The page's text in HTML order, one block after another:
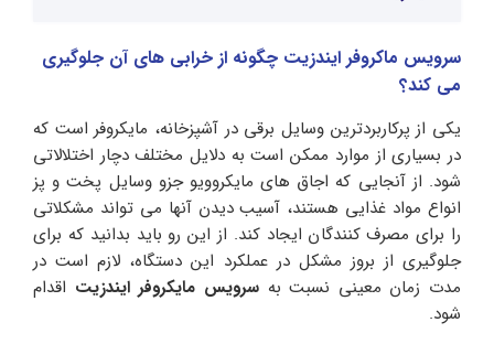
سرویس ماکروفر ایندزیت چگونه از خرابی های آن جلوگیری
می کند؟
یکی از پرکاربردترین وسایل برقی در آشپزخانه، مایکروفر است که
در بسیاری از موارد ممکن است به دلایل مختلف دچار اختلالاتی
شود. از آنجایی که اجاق های مایکروویو جزو وسایل پخت و پز
انواع مواد غذایی هستند، آسیب دیدن آنها می تواند مشکلاتی
را برای مصرف کنندگان ایجاد کند. از این رو باید بدانید که برای
جلوگیری از بروز مشکل در عملکرد این دستگاه، لازم است در
مدت زمان معینی نسبت بهسرویس مایکروفر ایندزیت اقدام
شود.